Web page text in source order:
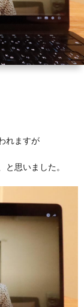
ー・
講
れますが
と思いました。